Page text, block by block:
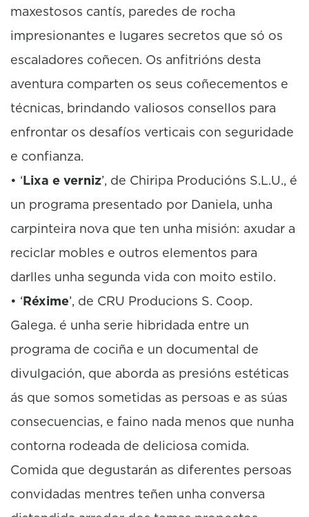
maxestosos cantís, paredes de rocha
impresionantes e lugares secretos que só os
escaladores coñecen. Os anfitrións desta
aventura comparten os seus coñecementos e
técnicas, brindando valiosos consellos para
enfrontar os desafíos verticais con seguridade
e confianza.
• ‘Lixa e verniz’, de Chiripa Producións S.L.U., é
un programa presentado por Daniela, unha
carpinteira nova que ten unha misión: axudar a
reciclar mobles e outros elementos para
darlles unha segunda vida con moito estilo.
• ‘Réxime’, de CRU Producions S. Coop.
Galega. é unha serie hibridada entre un
programa de cociña e un documental de
divulgación, que aborda as presións estéticas
ás que somos sometidas as persoas e as súas
consecuencias, e faino nada menos que nunha
contorna rodeada de deliciosa comida.
Comida que degustarán as diferentes persoas
convidadas mentres teñen unha conversa